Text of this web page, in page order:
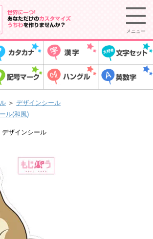
メニュー
＞ デザインシール
ル(和風)
デザインシール